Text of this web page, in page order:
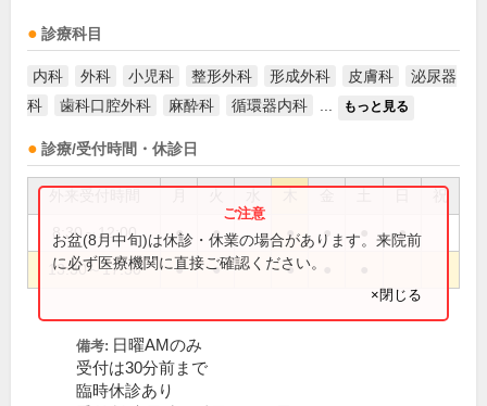
診療科目
内科 外科 小児科 整形外科 形成外科 皮膚科
泌尿器
科
歯科口腔外科 麻酔科 循環器内科 もっと見る
診療/受付時間・休診日
祝
8:30～12:00 ● ● ● ● ●
13:30～17:30 ● ● ●
お盆(8月中旬)は休診・休業の場合があります。来院前
に必ず医療機関に直接ご確認ください。
×閉じる
備考: 日曜AMのみ
受付は30分前まで
臨時休診あり